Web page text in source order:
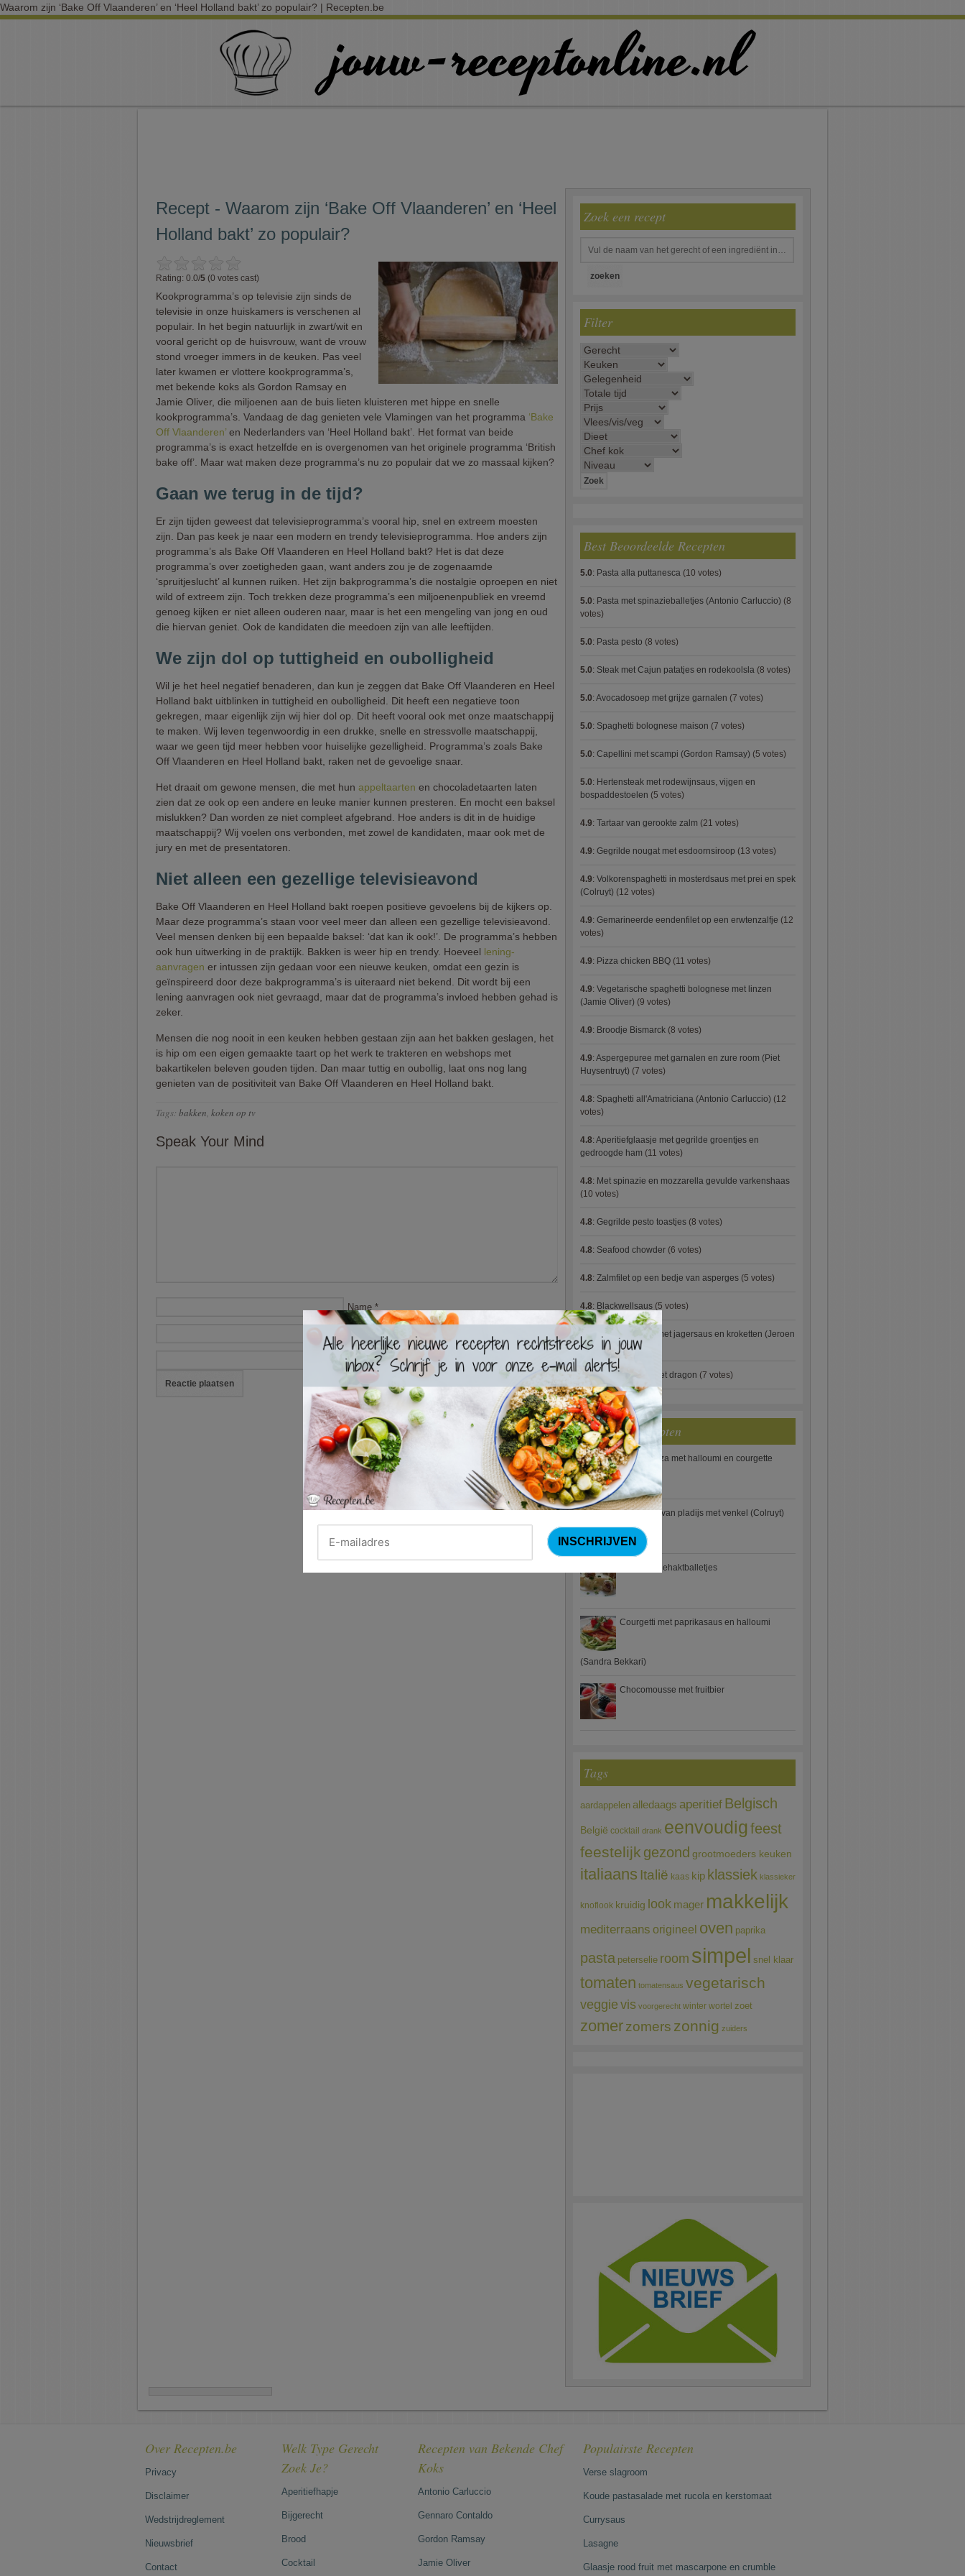
Waarom zijn ‘Bake Off Vlaanderen’ en ‘Heel Holland bakt’ zo populair? | Recepten.be
Recept - Waarom zijn ‘Bake Off Vlaanderen’ en ‘Heel
Holland bakt’ zo populair?
Rating: 0.0/5 (0 votes cast)
Kookprogramma’s op televisie zijn sinds de
televisie in onze huiskamers is verschenen al
populair. In het begin natuurlijk in zwart/wit en
vooral gericht op de huisvrouw, want de vrouw
stond vroeger immers in de keuken. Pas veel
later kwamen er vlottere kookprogramma’s,
met bekende koks als Gordon Ramsay en
Jamie Oliver, die miljoenen aan de buis lieten kluisteren met hippe en snelle
kookprogramma’s. Vandaag de dag genieten vele Vlamingen van het programma ‘Bake
Off Vlaanderen’ en Nederlanders van ‘Heel Holland bakt’. Het format van beide
programma’s is exact hetzelfde en is overgenomen van het originele programma ‘British
bake off’. Maar wat maken deze programma’s nu zo populair dat we zo massaal kijken?
Gaan we terug in de tijd?
Er zijn tijden geweest dat televisieprogramma’s vooral hip, snel en extreem moesten
zijn. Dan pas keek je naar een modern en trendy televisieprogramma. Hoe anders zijn
programma’s als Bake Off Vlaanderen en Heel Holland bakt? Het is dat deze
programma’s over zoetigheden gaan, want anders zou je de zogenaamde
‘spruitjeslucht’ al kunnen ruiken. Het zijn bakprogramma’s die nostalgie oproepen en niet
wild of extreem zijn. Toch trekken deze programma’s een miljoenenpubliek en vreemd
genoeg kijken er niet alleen ouderen naar, maar is het een mengeling van jong en oud
die hiervan geniet. Ook de kandidaten die meedoen zijn van alle leeftijden.
We zijn dol op tuttigheid en oubolligheid
Wil je het heel negatief benaderen, dan kun je zeggen dat Bake Off Vlaanderen en Heel
Holland bakt uitblinken in tuttigheid en oubolligheid. Dit heeft een negatieve toon
gekregen, maar eigenlijk zijn wij hier dol op. Dit heeft vooral ook met onze maatschappij
te maken. Wij leven tegenwoordig in een drukke, snelle en stressvolle maatschappij,
waar we geen tijd meer hebben voor huiselijke gezelligheid. Programma’s zoals Bake
Off Vlaanderen en Heel Holland bakt, raken net de gevoelige snaar.
Het draait om gewone mensen, die met hun appeltaarten en chocoladetaarten laten
zien dat ze ook op een andere en leuke manier kunnen presteren. En mocht een baksel
mislukken? Dan worden ze niet compleet afgebrand. Hoe anders is dit in de huidige
maatschappij? Wij voelen ons verbonden, met zowel de kandidaten, maar ook met de
jury en met de presentatoren.
Niet alleen een gezellige televisieavond
Bake Off Vlaanderen en Heel Holland bakt roepen positieve gevoelens bij de kijkers op.
Maar deze programma’s staan voor veel meer dan alleen een gezellige televisieavond.
Veel mensen denken bij een bepaalde baksel: ‘dat kan ik ook!’. De programma’s hebben
ook hun uitwerking in de praktijk. Bakken is weer hip en trendy. Hoeveel lening-
aanvragen er intussen zijn gedaan voor een nieuwe keuken, omdat een gezin is
geïnspireerd door deze bakprogramma’s is uiteraard niet bekend. Dit wordt bij een
lening aanvragen ook niet gevraagd, maar dat de programma’s invloed hebben gehad is
zeker.
Mensen die nog nooit in een keuken hebben gestaan zijn aan het bakken geslagen, het
is hip om een eigen gemaakte taart op het werk te trakteren en webshops met
bakartikelen beleven gouden tijden. Dan maar tuttig en oubollig, laat ons nog lang
genieten van de positiviteit van Bake Off Vlaanderen en Heel Holland bakt.
Tags: bakken, koken op tv
Speak Your Mind
Name *
Email
Website
Zoek een recept
Filter
Best Beoordeelde Recepten
5.0: Pasta alla puttanesca (10 votes)
5.0: Pasta met spinazieballetjes (Antonio Carluccio) (8
votes)
5.0: Pasta pesto (8 votes)
5.0: Steak met Cajun patatjes en rodekoolsla (8 votes)
5.0: Avocadosoep met grijze garnalen (7 votes)
5.0: Spaghetti bolognese maison (7 votes)
5.0: Capellini met scampi (Gordon Ramsay) (5 votes)
5.0: Hertensteak met rodewijnsaus, vijgen en
bospaddestoelen (5 votes)
4.9: Tartaar van gerookte zalm (21 votes)
4.9: Gegrilde nougat met esdoornsiroop (13 votes)
4.9: Volkorenspaghetti in mosterdsaus met prei en spek
(Colruyt) (12 votes)
4.9: Gemarineerde eendenfilet op een erwtenzalfje (12
votes)
4.9: Pizza chicken BBQ (11 votes)
4.9: Vegetarische spaghetti bolognese met linzen
(Jamie Oliver) (9 votes)
4.9: Broodje Bismarck (8 votes)
4.9: Aspergepuree met garnalen en zure room (Piet
Huysentruyt) (7 votes)
4.8: Spaghetti all'Amatriciana (Antonio Carluccio) (12
votes)
4.8: Aperitiefglaasje met gegrilde groentjes en
gedroogde ham (11 votes)
4.8: Met spinazie en mozzarella gevulde varkenshaas
(10 votes)
4.8: Gegrilde pesto toastjes (8 votes)
4.8: Seafood chowder (6 votes)
4.8: Zalmfilet op een bedje van asperges (5 votes)
4.8: Blackwellsaus (5 votes)
4.7
Varkenshaasje met jagersaus en kroketten (Jeroen
Meus)(15 votes)
4.7:Gestoofde kip met dragon (7 votes)
Nieuwste Recepten
Turkse pizza met halloumi en courgette
Waterzooi van pladijs met venkel (Colruyt)
Zweedse gehaktballetjes
Courgetti met paprikasaus en halloumi
(Sandra Bekkari)
Chocomousse met fruitbier
Tags
aardappelen alledaags aperitief Belgisch
België cocktail drank eenvoudigfeest
feestelijk gezond grootmoeders keuken
italiaans Italië kaas kip klassiek klassieker
knoflook kruidig look mager makkelijk
mediterraans origineel oven paprika
pasta peterselie room simpel snel klaar
tomaten tomatensaus vegetarisch
veggie vis voorgerecht winter wortel zoet
zomerzomers zonnig zuiders
Over Recepten.be
Privacy
Disclaimer
Wedstrijdreglement
Nieuwsbrief
Contact
Welk Type Gerecht
Zoek Je?
Aperitiefhapje
Bijgerecht
Brood
Cocktail
Recepten van Bekende Chef
Koks
Antonio Carluccio
Gennaro Contaldo
Gordon Ramsay
Jamie Oliver
Populairste Recepten
Verse slagroom
Koude pastasalade met rucola en kerstomaat
Currysaus
Lasagne
Glaasje rood fruit met mascarpone en crumble
×